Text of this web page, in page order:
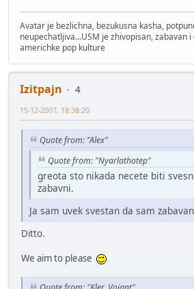
Avatar je bezlichna, bezukusna kasha,
neupechatljiva...USM je zhivopisan, zabavan
americhke pop kulture
Izitpajn
4
15-12-2007, 18:38:20
Quote from: "Alex"
Quote from: "Nyarlathotep"
greota sto nikada necete biti
zabavni.
Ja sam uvek svestan da sam
Ditto.
We aim to please